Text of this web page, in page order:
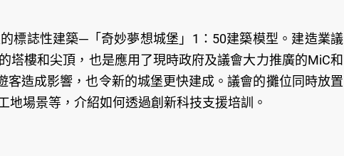
標誌性建築─「奇妙夢想城堡」1：50建築模型。建造業議
塔樓和尖頂，也是應用了現時政府及議會大力推廣的MiC和
造成影響，也令新的城堡更快建成。議會的攤位同時放置
場景等，介紹如何透過創新科技支援培訓。